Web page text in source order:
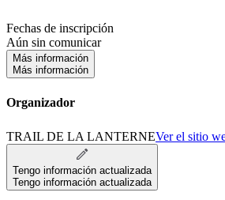
Fechas de inscripción
Aún sin comunicar
Más información
Más información
Organizador
TRAIL DE LA LANTERNEVer el sitio
Tengo información actualizada
Tengo información actualizada